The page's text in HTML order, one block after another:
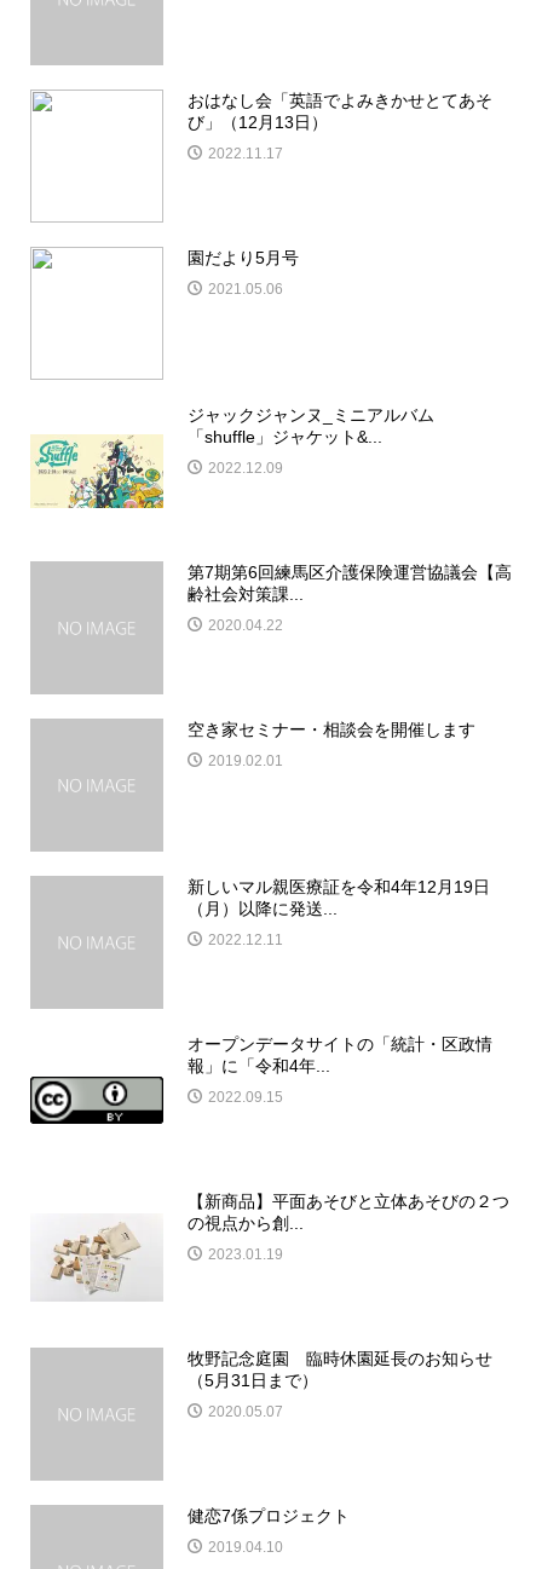
おはなし会「英語でよみきかせとてあそ
び」（12月13日）
2022.11.17
園だより5月号
2021.05.06
ジャックジャンヌ_ミニアルバム
「shuffle」ジャケット&...
2022.12.09
第7期第6回練馬区介護保険運営協議会【高
齢社会対策課...
2020.04.22
空き家セミナー・相談会を開催します
2019.02.01
新しいマル親医療証を令和4年12月19日
（月）以降に発送...
2022.12.11
オープンデータサイトの「統計・区政情
報」に「令和4年...
2022.09.15
【新商品】平面あそびと立体あそびの２つ
の視点から創...
2023.01.19
牧野記念庭園 臨時休園延長のお知らせ
（5月31日まで）
2020.05.07
健恋7係プロジェクト
2019.04.10